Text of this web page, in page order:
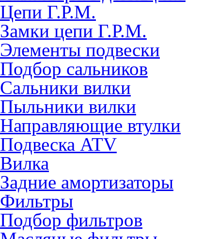
Цепи Г.Р.М.
Замки цепи Г.Р.М.
Элементы подвески
Подбор сальников
Сальники вилки
Пыльники вилки
Направляющие втулки
Подвеска ATV
Вилка
Задние амортизаторы
Фильтры
Подбор фильтров